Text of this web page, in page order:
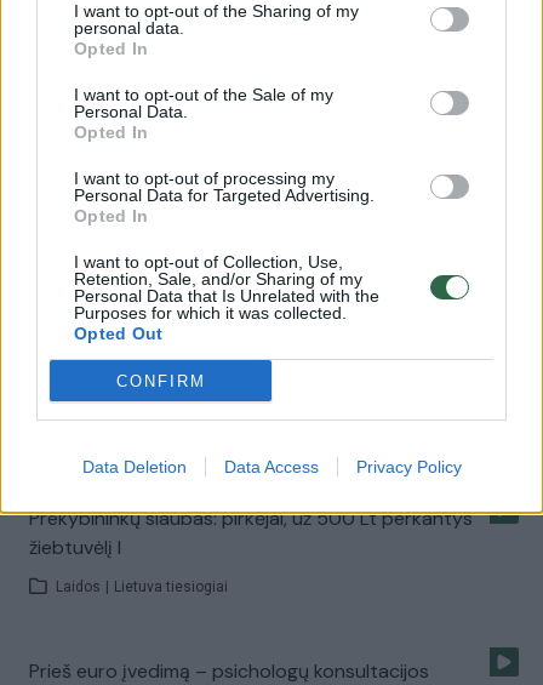
I want to opt-out of the Sharing of my
personal data.
Opted In
I want to opt-out of the Sale of my
Personal Data.
Opted In
I want to opt-out of processing my
Personal Data for Targeted Advertising.
Opted In
I want to opt-out of Collection, Use,
Retention, Sale, and/or Sharing of my
Personal Data that Is Unrelated with the
Purposes for which it was collected.
Opted Out
CONFIRM
Data Deletion Data Access Privacy Policy
Laidos | Lietuva tiesiogiai
Kodėl maisto kainos Lietuvoje aukštesnės nei
pasaulyje?
Žinios | Verslas
Prekybininkų „kainų karas“: ar yra naudos pirkėjui? (I)
Laidos | Lietuva tiesiogiai
Prekybininkų „kainų karas“: ar yra naudos pirkėjui? (II)
Prekybininkų siaubas: pirkėjai, už 500 Lt perkantys
žiebtuvėlį I
Laidos Lietuva tiesiogiai
Prieš euro įvedimą – psichologų konsultacijos